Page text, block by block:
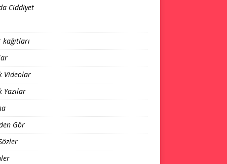
Ciddiyet
Videolar
Yazılar
Gör